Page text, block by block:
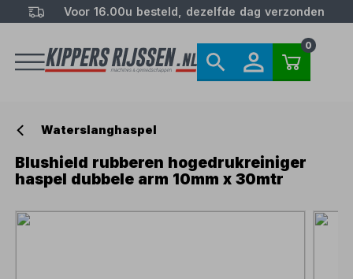
Voor 16.00u besteld, dezelfde dag verzonden
0
Waterslanghaspel
Blushield rubberen hogedrukreiniger
haspel dubbele arm 10mm x 30mtr